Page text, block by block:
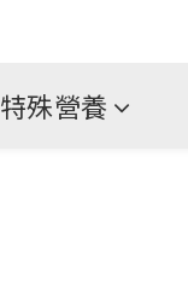
特殊營養